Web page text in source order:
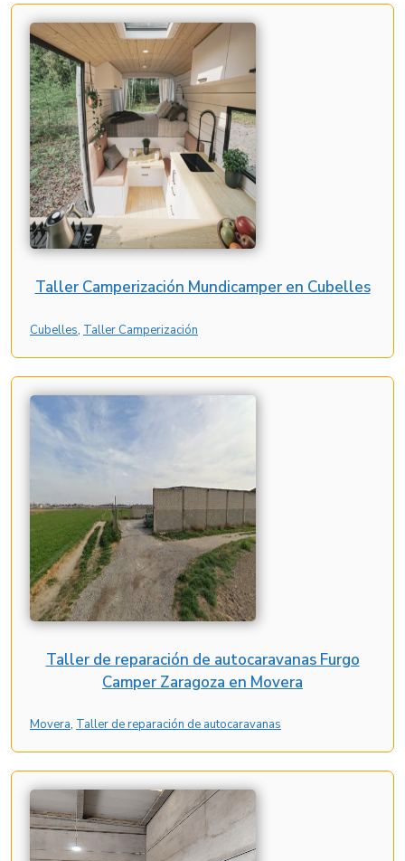
Taller Camperización Mundicamper en Cubelles
Cubelles, Taller Camperización
Taller de reparación de autocaravanas Furgo
Camper Zaragoza en Movera
Movera, Taller de reparación de autocaravanas